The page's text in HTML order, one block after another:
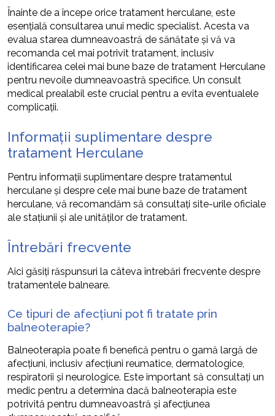
Înainte de a începe orice tratament herculane, este
esențială consultarea unui medic specialist. Acesta va
evalua starea dumneavoastră de sănătate și vă va
recomanda cel mai potrivit tratament, inclusiv
identificarea celei mai bune baze de tratament Herculane
pentru nevoile dumneavoastră specifice. Un consult
medical prealabil este crucial pentru a evita eventualele
complicații.
Informații suplimentare despre
tratament Herculane
Pentru informații suplimentare despre tratamentul
herculane și despre cele mai bune baze de tratament
herculane, vă recomandăm să consultați site-urile oficiale
ale stațiunii și ale unităților de tratament.
Întrebări frecvente
Aici găsiți răspunsuri la câteva întrebări frecvente despre
tratamentele balneare.
Ce tipuri de afecțiuni pot fi tratate prin
balneoterapie?
Balneoterapia poate fi benefică pentru o gamă largă de
afecțiuni, inclusiv afecțiuni reumatice, dermatologice,
respiratorii și neurologice. Este important să consultați un
medic pentru a determina dacă balneoterapia este
potrivită pentru dumneavoastră și afecțiunea